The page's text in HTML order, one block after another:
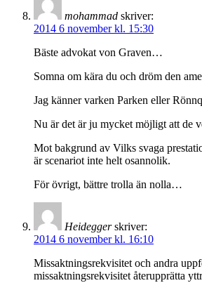
mohammad skriver:
2014 6 november kl. 15:30
Bäste advokat von Graven…
Somna om kära du och dröm den
Jag känner varken Parken eller
Nu är det är ju mycket möjligt att de
Mot bakgrund av Vilks svaga
är scenariot inte helt osannolik.
För övrigt, bättre trolla än nolla…
Heidegger skriver:
2014 6 november kl. 16:10
Missaktningsrekvisitet och andra
missaktningsrekvisitet återupprätta